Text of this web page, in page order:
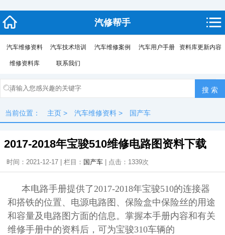
汽修帮手
汽车维修资料 汽车技术培训 汽车维修案例 汽车用户手册 资料库更新内容
维修资料库 联系我们
当前位置： 主页 > 汽车维修资料 > 国产车
2017-2018年宝骏510维修电路图资料下载
时间：2021-12-17 | 栏目： 国产车 | 点击： 1339次
本电路手册提供了2017-2018年宝骏510的连接器
和搭铁的位置、电源电路图、保险盒中保险丝的用途
和容量及电路图方面的信息。掌握本手册内容和有关
维修手册中的资料后，可为宝骏310车辆的